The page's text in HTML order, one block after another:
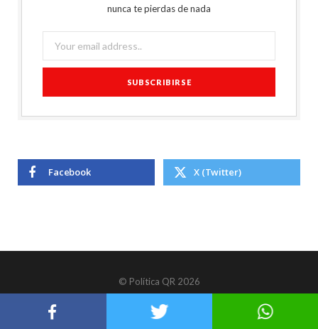
nunca te pierdas de nada
Facebook X (Twitter)
© Política QR 2026
TOP